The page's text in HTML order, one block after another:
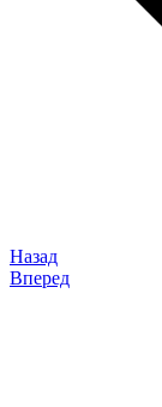
Назад
Вперед